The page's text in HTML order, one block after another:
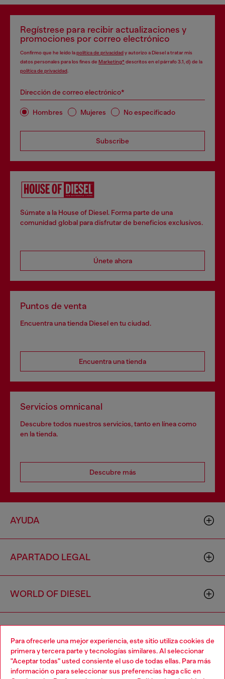
Para ofrecerle una mejor experiencia, este sitio utiliza cookies de
primera y tercera parte y tecnologías similares. Al seleccionar
"Aceptar todas" usted consiente el uso de todas ellas. Para más
información o para seleccionar sus preferencias haga clic en
Regístrese para recibir actualizaciones y
promociones por correo electrónico
Confirmo que he leído lapolítica de privacidady autorizo a Diesel a tratar mis
datos personales para los fines de Marketing*descritos en el párrafo 3.1, d) de la
política de privacidad
Dirección de correo electrónico*
Hombres Mujeres No especificado
Subscribe
Súmate a la House of Diesel. Forma parte de una
comunidad global para disfrutar de beneficios exclusivos.
Únete ahora
Puntos de venta
Encuentra una tienda Diesel en tu ciudad.
Encuentra una tienda
Servicios omnicanal
Descubre todos nuestros servicios, tanto en línea como
en la tienda.
Descubre más
AYUDA
APARTADO LEGAL
WORLD OF DIESEL
Choose your location